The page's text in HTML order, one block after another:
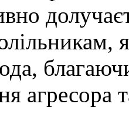
агресора